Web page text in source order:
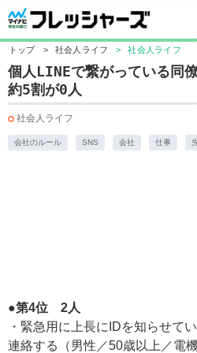
トップ > 社会人ライフ > 社会人ライフ
個人LINEで繋がっている同
約5割が0人
社会人ライフ
会社のルール SNS 会社 仕事
●第4位 2人
・緊急用に上長にIDを知らせて
連絡する（男性／50歳以上／電機